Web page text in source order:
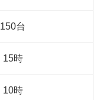
150台
15時
10時